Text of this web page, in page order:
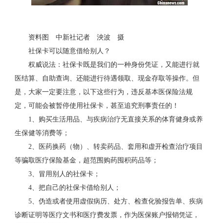
资料图 中新社记者 泱波 摄
社保卡可以随意借给别人？
权威说法：社保卡既是我们的一种身份凭证，又能进行就
医结算、自助查询、还能进行待遇领取、现金存取等操作。但
是，大家一定要注意，以下这些行为，违反基本医保险法规
定，可能会被暂停使用社保卡，甚至追究刑事责任的！
1、购买生活用品、与疾病治疗无直接关系的体育健身或养
生保健等消费等；
2、医药换药（物）、转卖药品、套用和虚开检查治疗项目
等骗取医疗保险基金，超范围购药囤积药品等；
3、冒用别人的社保卡；
4、把自己的社保卡借给别人；
5、伪造或者使用虚假病历、处方、检查化验报告单、疾病
诊断证明等医疗文书和医疗费发票，作为医保账户报销凭证，